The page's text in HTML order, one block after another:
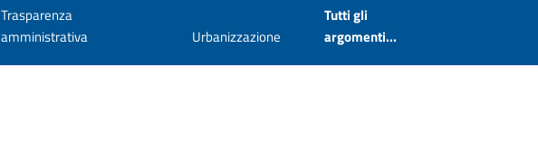
Trasparenza
amministrativa
Urbanizzazione
Tutti gli
argomenti...